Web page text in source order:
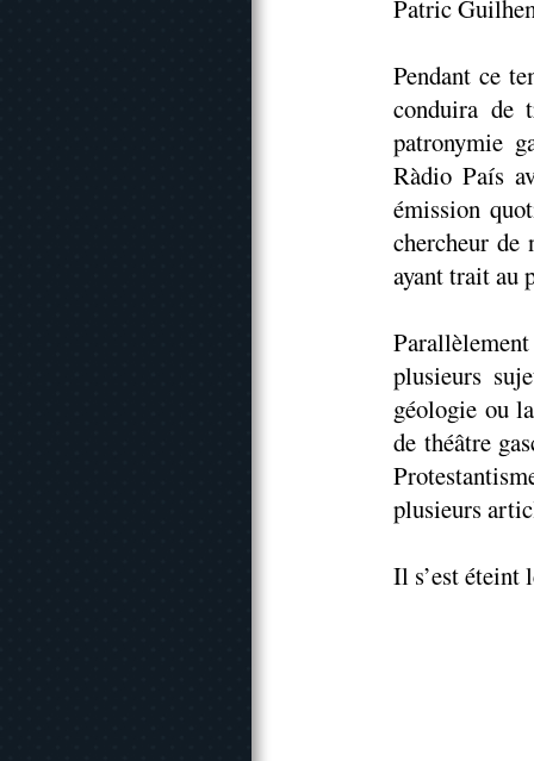
Patric
Pendant ce
conduira de
patronymie
Ràdio País
émission
chercheur de
ayant trait au
plusieurs
géologie ou
de théâtre
plusieurs
Il s’est éteint